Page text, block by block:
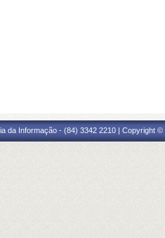
da Informação - (84) 3342 2210 | Copyright